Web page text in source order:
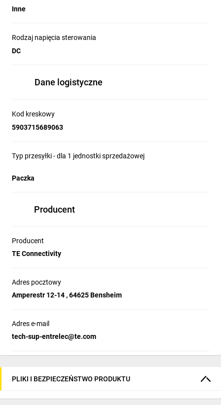
Inne
Rodzaj napięcia sterowania
DC
Dane logistyczne
Kod kreskowy
5903715689063
Typ przesyłki - dla 1 jednostki sprzedażowej
Paczka
Producent
Producent
TE Connectivity
Adres pocztowy
Amperestr 12-14 , 64625 Bensheim
Adres e-mail
tech-sup-entrelec@te.com
PLIKI I BEZPIECZEŃSTWO PRODUKTU